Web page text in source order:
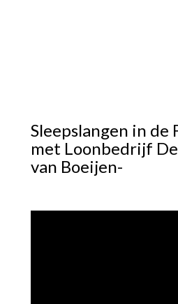
Sleepslangen in de
met Loonbedrijf
van Boeijen-